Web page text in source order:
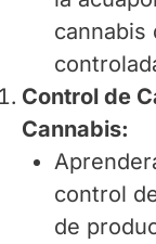
cannabis
Control de
Cannabis:
control
de